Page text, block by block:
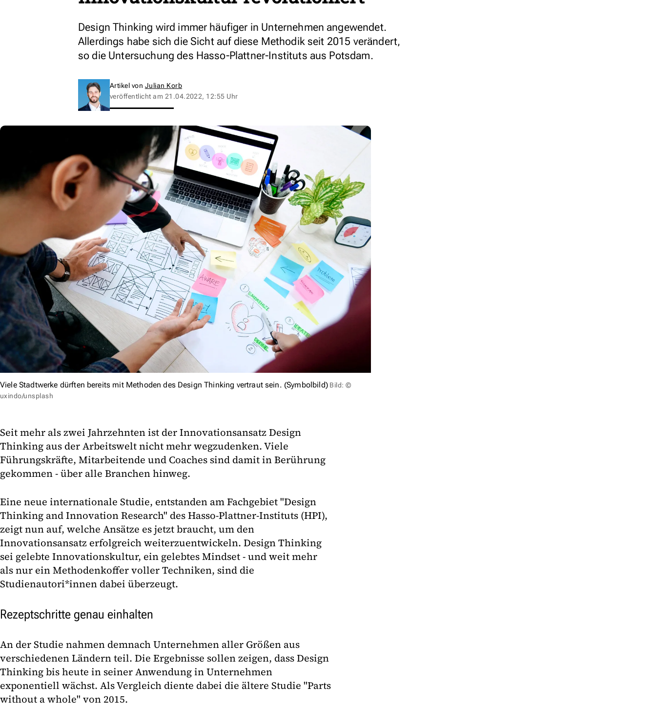
Design Thinking wird immer häufiger in Unternehmen angewendet.
Allerdings habe sich die Sicht auf diese Methodik seit 2015 verändert,
so die Untersuchung des Hasso-Plattner-Instituts aus Potsdam.
Artikel von Julian Korb
veröffentlicht am 21.04.2022, 12:55 Uhr
Viele Stadtwerke dürften bereits mit Methoden des Design Thinking vertraut sein. (Symbolbild) Bild: ©
uxindo/unsplash
Seit mehr als zwei Jahrzehnten ist der Innovationsansatz Design
Thinking aus der Arbeitswelt nicht mehr wegzudenken. Viele
Führungskräfte, Mitarbeitende und Coaches sind damit in Berührung
gekommen - über alle Branchen hinweg.
Eine neue internationale Studie, entstanden am Fachgebiet "Design
Thinking and Innovation Research" des Hasso-Plattner-Instituts (HPI),
zeigt nun auf, welche Ansätze es jetzt braucht, um den
Innovationsansatz erfolgreich weiterzuentwickeln. Design Thinking
sei gelebte Innovationskultur, ein gelebtes Mindset - und weit mehr
als nur ein Methodenkoffer voller Techniken, sind die
Studienautori*innen dabei überzeugt.
Rezeptschritte genau einhalten
An der Studie nahmen demnach Unternehmen aller Größen aus
verschiedenen Ländern teil. Die Ergebnisse sollen zeigen, dass Design
Thinking bis heute in seiner Anwendung in Unternehmen
exponentiell wächst. Als Vergleich diente dabei die ältere Studie "Parts
without a whole" von 2015.